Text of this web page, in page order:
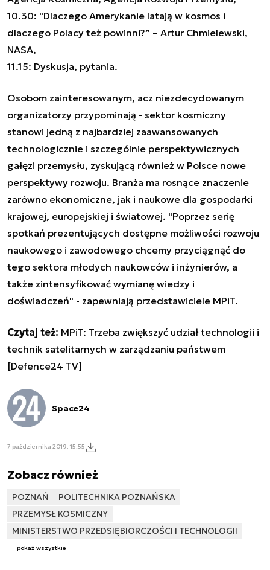
10.30: "Dlaczego Amerykanie latają w kosmos i
dlaczego Polacy też powinni?” – Artur Chmielewski,
NASA,
11.15: Dyskusja, pytania.
Osobom zainteresowanym, acz niezdecydowanym
organizatorzy przypominają - sektor kosmiczny
stanowi jedną z najbardziej zaawansowanych
technologicznie i szczególnie perspektywicznych
gałęzi przemysłu, zyskującą również w Polsce nowe
perspektywy rozwoju. Branża ma rosnące znaczenie
zarówno ekonomiczne, jak i naukowe dla gospodarki
krajowej, europejskiej i światowej. "Poprzez serię
spotkań prezentujących dostępne możliwości rozwoju
naukowego i zawodowego chcemy przyciągnąć do
tego sektora młodych naukowców i inżynierów, a
także zintensyfikować wymianę wiedzy i
doświadczeń" - zapewniają przedstawiciele MPiT.
Czytaj też: MPiT: Trzeba zwiększyć udział technologii i
technik satelitarnych w zarządzaniu państwem
[Defence24 TV]
Space24
7 października 2019, 15:55
Zobacz również
POZNAŃ
POLITECHNIKA POZNAŃSKA
PRZEMYSŁ KOSMICZNY
MINISTERSTWO PRZEDSIĘBIORCZOŚCI I TECHNOLOGII
pokaż wszystkie